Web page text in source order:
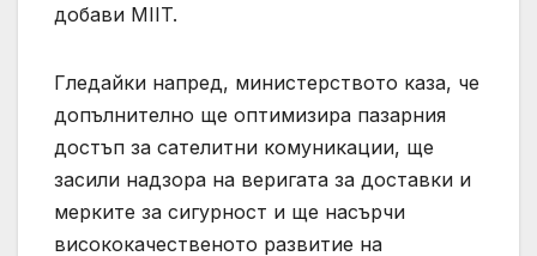
добави MIIT.
Гледайки напред, министерството каза, че
допълнително ще оптимизира пазарния
достъп за сателитни комуникации, ще
засили надзора на веригата за доставки и
мерките за сигурност и ще насърчи
висококачественото развитие на